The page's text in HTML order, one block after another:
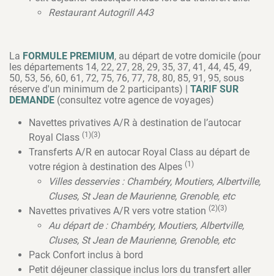
Restaurant Autogrill A43
La FORMULE PREMIUM, au départ de votre domicile (pour
les départements 14, 22, 27, 28, 29, 35, 37, 41, 44, 45, 49,
50, 53, 56, 60, 61, 72, 75, 76, 77, 78, 80, 85, 91, 95, sous
réserve d'un minimum de 2 participants) | TARIF SUR
DEMANDE (consultez votre agence de voyages)
Navettes privatives A/R à destination de l’autocar
Royal Class (1)(3)
Transferts A/R en autocar Royal Class au départ de
votre région à destination des Alpes (1)
Villes desservies : Chambéry, Moutiers, Albertville,
Cluses, St Jean de Maurienne, Grenoble, etc
Navettes privatives A/R vers votre station (2)(3)
Au départ de : Chambéry, Moutiers, Albertville,
Cluses, St Jean de Maurienne, Grenoble, etc
Pack Confort inclus à bord
Petit déjeuner classique inclus lors du transfert aller